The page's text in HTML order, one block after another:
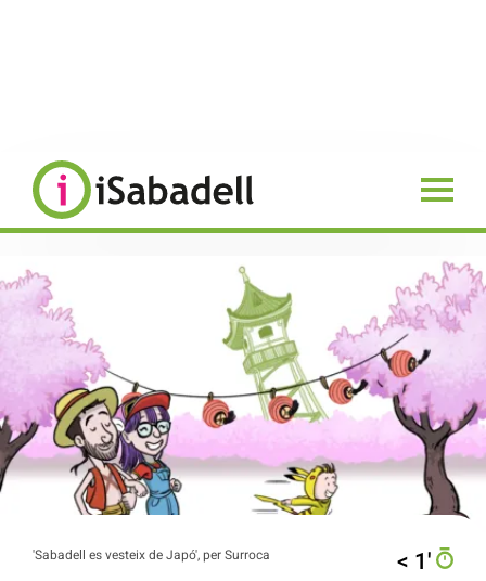
'Sabadell es vesteix de Japó', per Surroca < 1′